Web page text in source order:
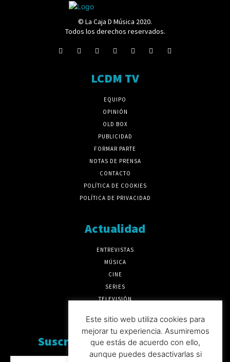
© La Caja D Música 2020.
Todos los derechos reservados.
LCDM TV
EQUIPO
OPINIÓN
OLD BOX
PUBLICIDAD
FORMAR PARTE
NOTAS DE PRENSA
CONTACTO
POLÍTICA DE COOKIES
POLÍTICA DE PRIVACIDAD
Actualidad
ENTREVISTAS
MÚSICA
CINE
SERIES
TELEVISIÓN
Suscríbete a nuesto boletín
Este sitio web utiliza cookies para
mejorar tu experiencia. Asumiremos
que estás de acuerdo con ello,
aunque puedes desactivarlas si